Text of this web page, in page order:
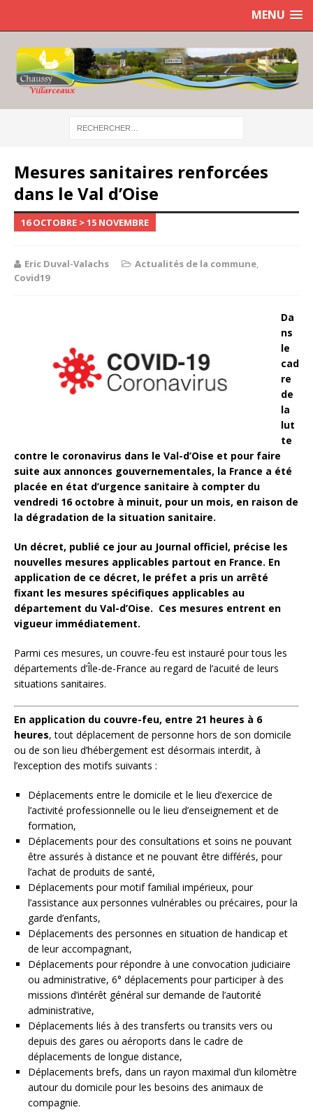
MENU
Mesures sanitaires renforcées
dans le Val d’Oise
16 OCTOBRE > 15 NOVEMBRE
Eric Duval-Valachs Actualités de la commune,
Covid19
Da
ns
le
cad
re
de
la
lut
te
contre le coronavirus dans le Val-d’Oise et pour faire
suite aux annonces gouvernementales, la France a été
placée en état d’urgence sanitaire à compter du
vendredi 16 octobre à minuit, pour un mois, en raison de
la dégradation de la situation sanitaire.
Un décret, publié ce jour au Journal officiel, précise les
nouvelles mesures applicables partout en France. En
application de ce décret, le préfet a pris un arrêté
fixant les mesures spécifiques applicables au
département du Val-d’Oise. Ces mesures entrent en
vigueur immédiatement.
Parmi ces mesures, un couvre-feu est instauré pour tous les
départements d’Île-de-France au regard de l’acuité de leurs
situations sanitaires.
En application du couvre-feu, entre 21 heures à 6
heures, tout déplacement de personne hors de son domicile
ou de son lieu d’hébergement est désormais interdit, à
l’exception des motifs suivants :
Déplacements entre le domicile et le lieu d’exercice de
l’activité professionnelle ou le lieu d’enseignement et de
formation,
Déplacements pour des consultations et soins ne pouvant
être assurés à distance et ne pouvant être différés, pour
l’achat de produits de santé,
Déplacements pour motif familial impérieux, pour
l’assistance aux personnes vulnérables ou précaires, pour la
garde d’enfants,
Déplacements des personnes en situation de handicap et
de leur accompagnant,
Déplacements pour répondre à une convocation judiciaire
ou administrative, 6° déplacements pour participer à des
missions d’intérêt général sur demande de l’autorité
administrative,
Déplacements liés à des transferts ou transits vers ou
depuis des gares ou aéroports dans le cadre de
déplacements de longue distance,
Déplacements brefs, dans un rayon maximal d’un kilomètre
autour du domicile pour les besoins des animaux de
compagnie.